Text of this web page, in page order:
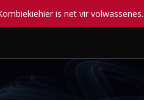
is net vir